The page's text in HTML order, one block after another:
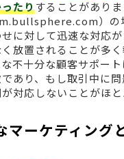
たりすることがあり
）の
に対して迅速な対応
放置されることが多
不十分な顧客サポー
あり、もし取引中に
対応しないことがほと
マーケティング